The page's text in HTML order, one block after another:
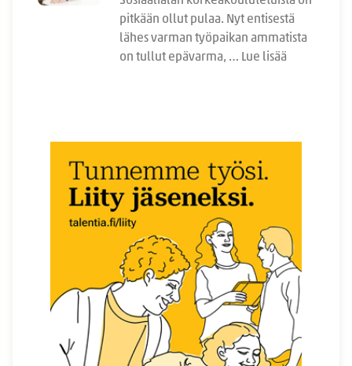
pitkään ollut pulaa. Nyt entisestä
lähes varman työpaikan ammatista
on tullut epävarma, … Lue lisää